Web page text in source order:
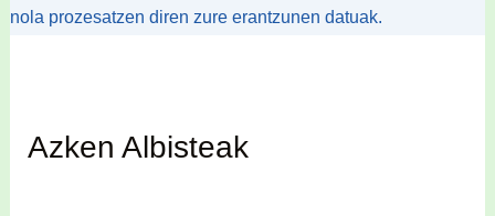
nola prozesatzen diren zure erantzunen datuak.
Azken Albisteak